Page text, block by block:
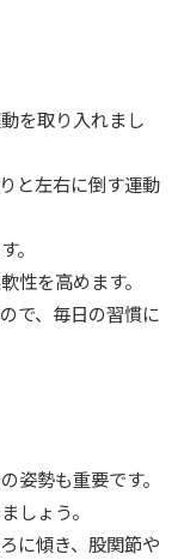
を取り入れまし
と左右に倒す運動
。
性を高めます。
で、毎日の習慣に
姿勢も重要です。
しょう。
に傾き、股関節や